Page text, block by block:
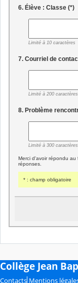
Collège Jean
Contacts Mentions